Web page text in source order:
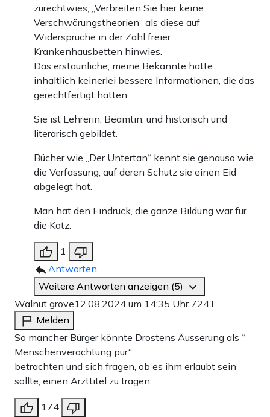
zurechtwies, „Verbreiten Sie hier keine
Verschwörungstheorien“ als diese auf
Widersprüche in der Zahl freier
Krankenhausbetten hinwies.
Das erstaunliche, meine Bekannte hatte
inhaltlich keinerlei bessere Informationen, die das
gerechtfertigt hätten.
Sie ist Lehrerin, Beamtin, und historisch und
literarisch gebildet.
Bücher wie „Der Untertan“ kennt sie genauso wie
die Verfassung, auf deren Schutz sie einen Eid
abgelegt hat.
Man hat den Eindruck, die ganze Bildung war für
die Katz.
1
Antworten
Weitere Antworten anzeigen (5)
Walnut grove12.08.2024 um 14:35 Uhr 724T
Melden
So mancher Bürger könnte Drostens Äusserung als “
Menschenverachtung pur“
betrachten und sich fragen, ob es ihm erlaubt sein
sollte, einen Arzttitel zu tragen.
174